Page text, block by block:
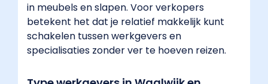
in meubels en slapen. Voor verkopers
betekent het dat je relatief makkelijk kunt
schakelen tussen werkgevers en
specialisaties zonder ver te hoeven reizen.